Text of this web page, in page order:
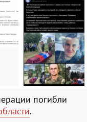
погибли
.